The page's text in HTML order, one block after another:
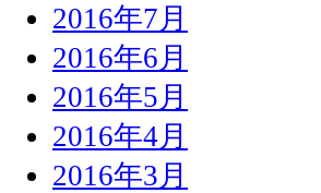
2016年7月
2016年6月
2016年5月
2016年4月
2016年3月